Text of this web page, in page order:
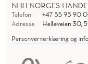
NHH NORGES
Telefon
+47 55 95 90
Adresse
Helleveien 30,
Personvernerklæring og